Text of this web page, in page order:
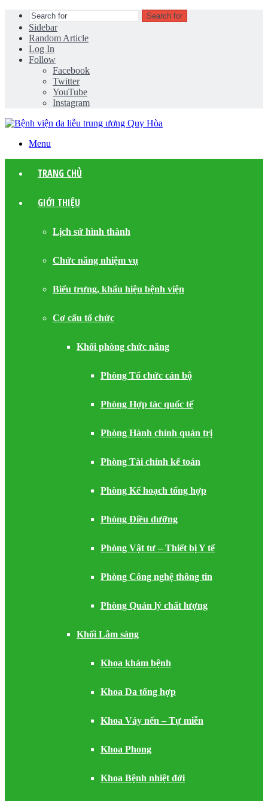
Search for
Sidebar
Random Article
Log In
Follow
Facebook
Twitter
YouTube
Instagram
Menu
TRANG CHỦ
GIỚI THIỆU
Lịch sử hình thành
Chức năng nhiệm vụ
Biểu trưng, khẩu hiệu bệnh viện
Cơ cấu tổ chức
Khối phòng chức năng
Phòng Tổ chức cán bộ
Phòng Hợp tác quốc tế
Phòng Hành chính quản trị
Phòng Tài chính kế toán
Phòng Kế hoạch tổng hợp
Phòng Điều dưỡng
Phòng Vật tư – Thiết bị Y tế
Phòng Công nghệ thông tin
Phòng Quản lý chất lượng
Khối Lâm sàng
Khoa khám bệnh
Khoa Da tổng hợp
Khoa Vảy nến – Tự miễn
Khoa Phong
Khoa Bệnh nhiệt đới